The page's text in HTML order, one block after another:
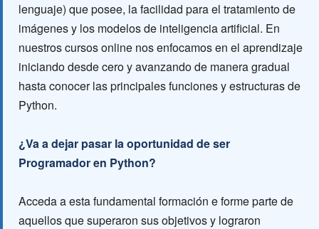
lenguaje) que posee, la facilidad para el tratamiento de
imágenes y los modelos de inteligencia artificial. En
nuestros cursos online nos enfocamos en el aprendizaje
iniciando desde cero y avanzando de manera gradual
hasta conocer las principales funciones y estructuras de
Python.
¿Va a dejar pasar la oportunidad de ser
Programador en Python?
Acceda a esta fundamental formación e forme parte de
aquellos que superaron sus objetivos y lograron